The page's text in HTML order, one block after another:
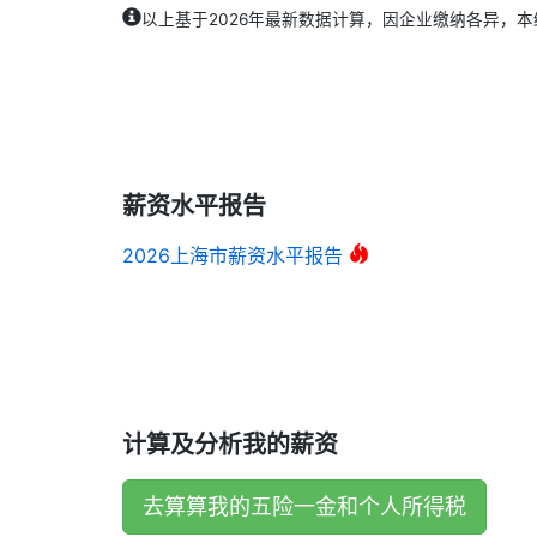
以上基于2026年最新数据计算，因企业缴纳各异，本
薪资水平报告
2026上海市薪资水平报告
计算及分析我的薪资
去算算我的五险一金和个人所得税